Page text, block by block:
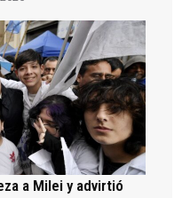
a Milei y advirtió